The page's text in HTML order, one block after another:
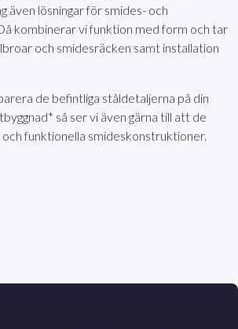
även lösningar för smides- och
kombinerar vi funktion med form och tar
och smidesräcken samt installation
de befintliga ståldetaljerna på din
så ser vi även gärna till att de
funktionella smideskonstruktioner.